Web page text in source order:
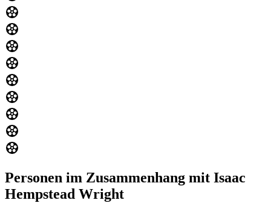
Personen im Zusammenhang mit Isaac
Hempstead Wright